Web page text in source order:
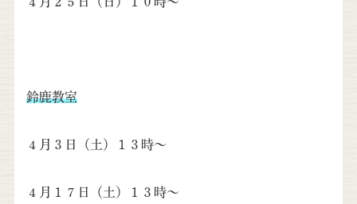
鈴鹿教室
４月３日（土）１３時～
４月１７日（土）１３時～